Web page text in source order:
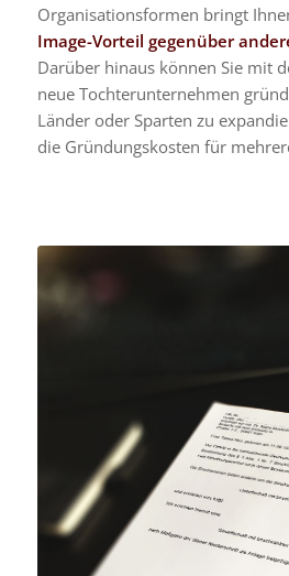
Organisationsformen bringt
Image-Vorteil gegenüber
Darüber hinaus können Sie mit
neue Tochterunternehmen
Länder oder Sparten zu
die Gründungskosten für